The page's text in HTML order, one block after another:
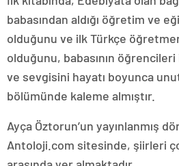
babasından aldığı öğretim ve
olduğunu ve ilk Türkçe
olduğunu, babasının
ve sevgisini hayatı boyunca
bölümünde kaleme almıştır.
Ayça Öztorun’un yayınlanmış
Antoloji.com sitesinde, şiirleri